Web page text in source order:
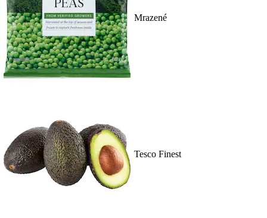
Mrazené
Tesco Finest